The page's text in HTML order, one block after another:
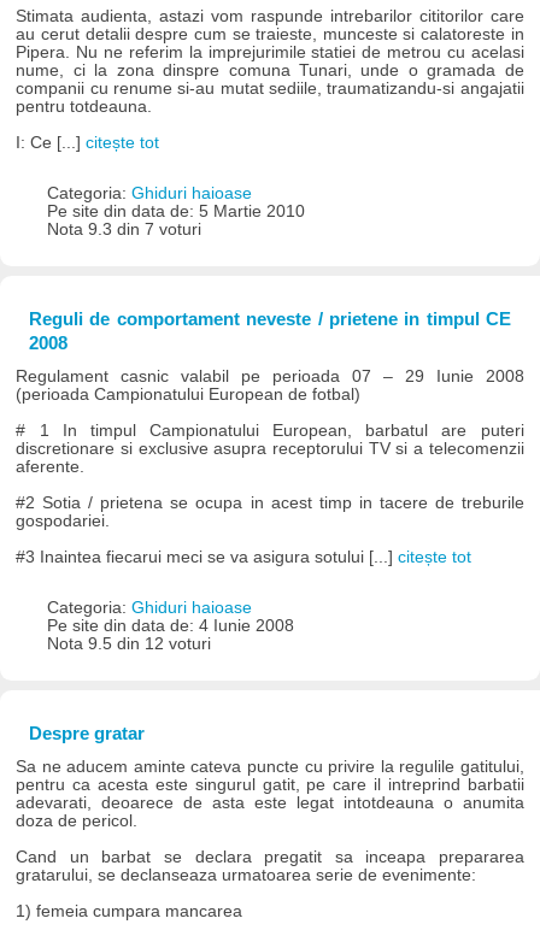
Stimata audienta, astazi vom raspunde intrebarilor cititorilor care
au cerut detalii despre cum se traieste, munceste si calatoreste in
Pipera. Nu ne referim la imprejurimile statiei de metrou cu acelasi
nume, ci la zona dinspre comuna Tunari, unde o gramada de
companii cu renume si-au mutat sediile, traumatizandu-si angajatii
pentru totdeauna.
I: Ce [...]citește tot
Categoria: Ghiduri haioase
Pe site din data de: 5 Martie 2010
Nota 9.3 din 7 voturi
Reguli de comportament neveste / prietene in timpul CE
2008
Regulament casnic valabil pe perioada 07 – 29 Iunie 2008
(perioada Campionatului European de fotbal)
# 1 In timpul Campionatului European, barbatul are puteri
discretionare si exclusive asupra receptorului TV si a telecomenzii
aferente.
#2 Sotia / prietena se ocupa in acest timp in tacere de treburile
gospodariei.
#3 Inaintea fiecarui meci se va asigura sotului [...]citește tot
Categoria: Ghiduri haioase
Pe site din data de: 4 Iunie 2008
Nota 9.5 din 12 voturi
Despre gratar
Sa ne aducem aminte cateva puncte cu privire la regulile gatitului,
pentru ca acesta este singurul gatit, pe care il intreprind barbatii
adevarati, deoarece de asta este legat intotdeauna o anumita
doza de pericol.
Cand un barbat se declara pregatit sa inceapa prepararea
gratarului, se declanseaza urmatoarea serie de evenimente:
1) femeia cumpara mancarea